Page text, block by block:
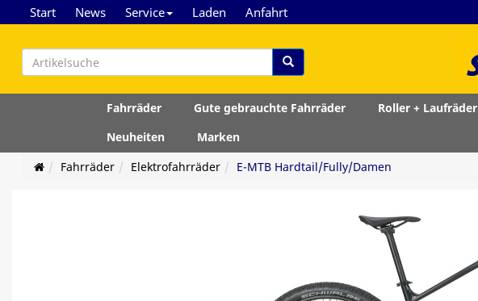
Start News Service Laden Anfahrt
Fahrräder Gute gebrauchte Fahrräder Roller + Laufräder
Neuheiten
Marken
Fahrräder
Elektrofahrräder E-MTB Hardtail/Fully/Damen